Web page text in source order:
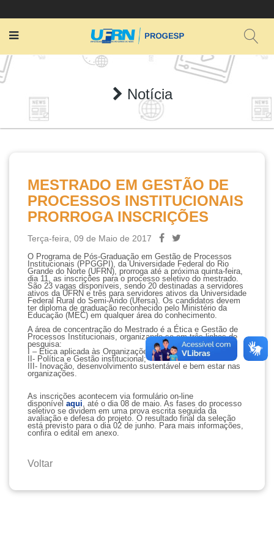
Notícia
MESTRADO EM GESTÃO DE
PROCESSOS INSTITUCIONAIS
PRORROGA INSCRIÇÕES
Terça-feira, 09 de Maio de 2017
O Programa de Pós-Graduação em Gestão de Processos
Institucionais (PPGGPI), da Universidade Federal do Rio
Grande do Norte (UFRN), prorroga até a próxima quinta-feira,
dia 11, as inscrições para o processo seletivo do mestrado.
São 23 vagas disponíveis, sendo 20 destinadas a servidores
ativos da UFRN e três para servidores ativos da Universidade
Federal Rural do Semi-Árido (Ufersa). Os candidatos devem
ter diploma de graduação reconhecido pelo Ministério da
Educação (MEC) em qualquer área do conhecimento.
A área de concentração do Mestrado é a Ética e Gestão de
Processos Institucionais, organizando-se em três linhas de
pesquisa:
I – Ética aplicada às Organizações;
II- Política e Gestão institucional;
III- Inovação, desenvolvimento sustentável e bem estar nas
organizações.
As inscrições acontecem via formulário on-line
disponível aqui, até o dia 08 de maio. As fases do processo
seletivo se dividem em uma prova escrita seguida da
avaliação e defesa do projeto. O resultado final da seleção
está previsto para o dia 02 de junho. Para mais informações,
confira o edital em anexo.
Voltar